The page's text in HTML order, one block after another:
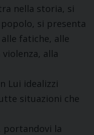
nella storia, si
si presenta
fatiche, alle
alla
Lui idealizzi
situazioni che
la